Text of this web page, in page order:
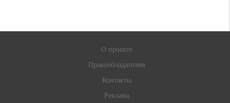
О проекте
Правообладателям
Контакты
Реклама